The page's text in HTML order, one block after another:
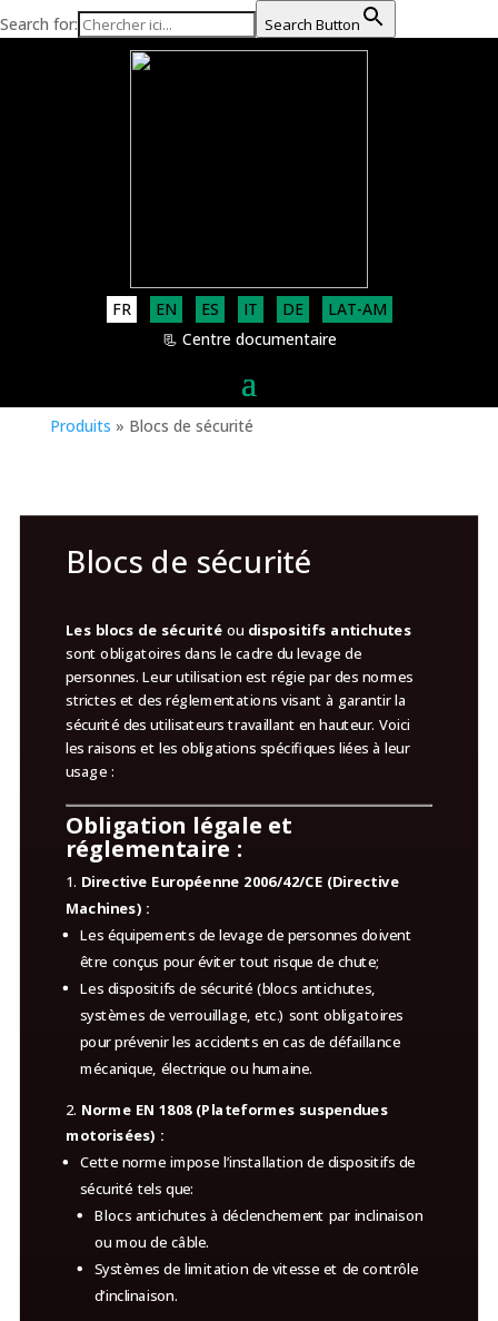
Search for: Search Button
FR EN ES IT DE
LAT-AM
📃 Centre documentaire
Produits » Blocs de sécurité
Blocs de sécurité
Les blocs de sécurité ou dispositifs antichutes
sont obligatoires dans le cadre du levage de
personnes. Leur utilisation est régie par des normes
strictes et des réglementations visant à garantir la
sécurité des utilisateurs travaillant en hauteur. Voici
les raisons et les obligations spécifiques liées à leur
usage :
Obligation légale et
réglementaire :
Directive Européenne 2006/42/CE (Directive
Machines) :
Les équipements de levage de personnes doivent
être conçus pour éviter tout risque de chute;
Les dispositifs de sécurité (blocs antichutes,
systèmes de verrouillage, etc.) sont obligatoires
pour prévenir les accidents en cas de défaillance
mécanique, électrique ou humaine.
Norme EN 1808 (Plateformes suspendues
motorisées) :
Cette norme impose l’installation de dispositifs de
sécurité tels que:
Blocs antichutes à déclenchement par inclinaison
ou mou de câble.
Systèmes de limitation de vitesse et de contrôle
d’inclinaison.